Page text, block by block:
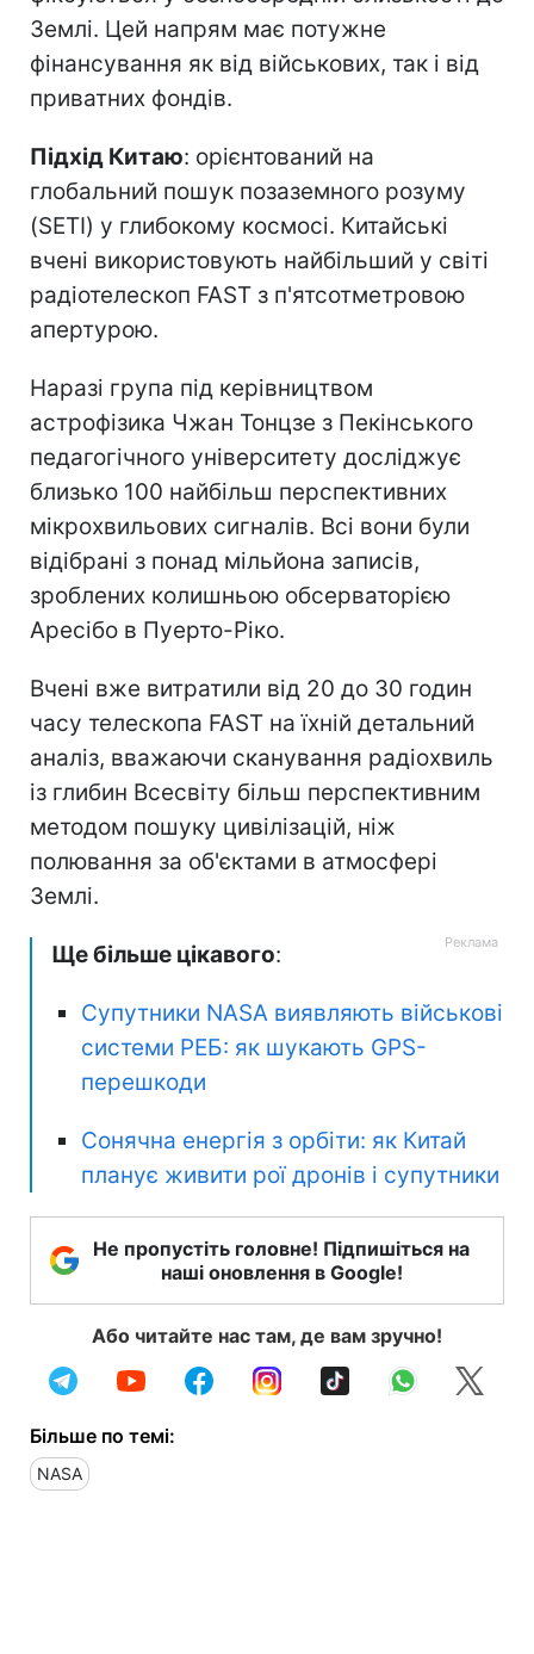
Землі. Цей напрям має потужне
фінансування як від військових, так і від
приватних фондів.
Підхід Китаю: орієнтований на
глобальний пошук позаземного розуму
(SETI) у глибокому космосі. Китайські
вчені використовують найбільший у світі
радіотелескоп FAST з п'ятсотметровою
апертурою.
Наразі група під керівництвом
астрофізика Чжан Тонцзе з Пекінського
педагогічного університету досліджує
близько 100 найбільш перспективних
мікрохвильових сигналів. Всі вони були
відібрані з понад мільйона записів,
зроблених колишньою обсерваторією
Аресібо в Пуерто-Ріко.
Вчені вже витратили від 20 до 30 годин
часу телескопа FAST на їхній детальний
аналіз, вважаючи сканування радіохвиль
із глибин Всесвіту більш перспективним
методом пошуку цивілізацій, ніж
полювання за об'єктами в атмосфері
Землі.
Ще більше цікавого:
Супутники NASA виявляють військові
системи РЕБ: як шукають GPS-
перешкоди
Сонячна енергія з орбіти: як Китай
планує живити рої дронів і супутники
Не пропустіть головне! Підпишіться на
наші оновлення в Google!
Або читайте нас там, де вам зручно!
Більше по темі:
NASA